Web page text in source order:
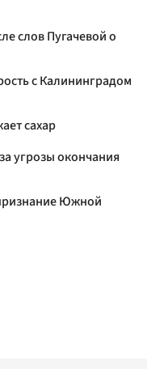
слов Пугачевой о
с Калининградом
сахар
угрозы окончания
Южной